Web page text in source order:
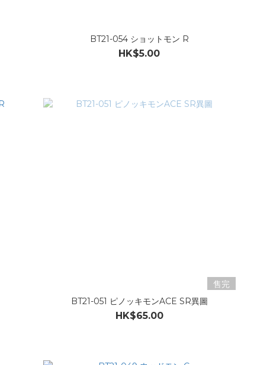
BT21-054 ショットモン R
HK$5.00
售完
BT21-051 ピノッキモンACE SR異圖
HK$65.00